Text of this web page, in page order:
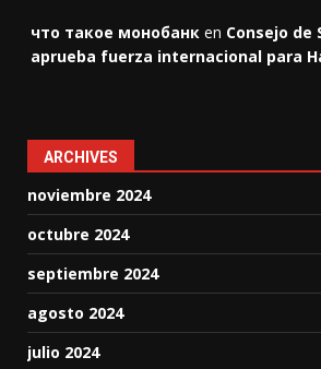
что такое монобанк en Consejo de
aprueba fuerza internacional para
ARCHIVES
noviembre 2024
octubre 2024
septiembre 2024
agosto 2024
julio 2024